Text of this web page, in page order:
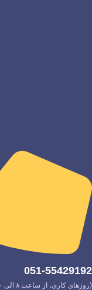
051-55429192
(روزهای کاری، از ساعت ۸ الی ۲۰)